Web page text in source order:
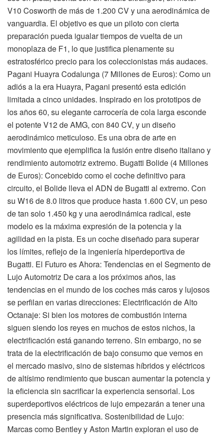
V10 Cosworth de más de 1.200 CV y una aerodinámica de
vanguardia. El objetivo es que un piloto con cierta
preparación pueda igualar tiempos de vuelta de un
monoplaza de F1, lo que justifica plenamente su
estratosférico precio para los coleccionistas más audaces.
Pagani Huayra Codalunga (7 Millones de Euros): Como un
adiós a la era Huayra, Pagani presentó esta edición
limitada a cinco unidades. Inspirado en los prototipos de
los años 60, su elegante carrocería de cola larga esconde
el potente V12 de AMG, con 840 CV, y un diseño
aerodinámico meticuloso. Es una obra de arte en
movimiento que ejemplifica la fusión entre diseño italiano y
rendimiento automotriz extremo. Bugatti Bolide (4 Millones
de Euros): Concebido como el coche definitivo para
circuito, el Bolide lleva el ADN de Bugatti al extremo. Con
su W16 de 8.0 litros que produce hasta 1.600 CV, un peso
de tan solo 1.450 kg y una aerodinámica radical, este
modelo es la máxima expresión de la potencia y la
agilidad en la pista. Es un coche diseñado para superar
los límites, reflejo de la ingeniería hiperdeportiva de
Bugatti. El Futuro es Ahora: Tendencias en el Segmento de
Lujo Automotriz De cara a los próximos años, las
tendencias en el mundo de los coches más caros y lujosos
se perfilan en varias direcciones: Electrificación de Alto
Octanaje: Si bien los motores de combustión interna
siguen siendo los reyes en muchos de estos nichos, la
electrificación está ganando terreno. Sin embargo, no se
trata de la electrificación de bajo consumo que vemos en
el mercado masivo, sino de sistemas híbridos y eléctricos
de altísimo rendimiento que buscan aumentar la potencia y
la eficiencia sin sacrificar la experiencia sensorial. Los
superdeportivos eléctricos de lujo empezarán a tener una
presencia más significativa. Sostenibilidad de Lujo:
Marcas como Bentley y Aston Martin exploran el uso de